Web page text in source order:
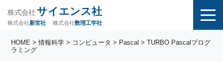
株式会社 サイエンス社
株式会社新世社 株式会社数理工学社
HOME >情報科学 > コンピュータ > Pascal > TURBO Pascalプログ
ラミング